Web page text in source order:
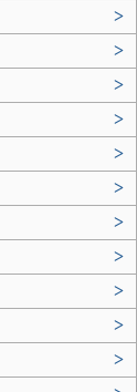
>
>
>
>
>
>
>
>
>
>
>